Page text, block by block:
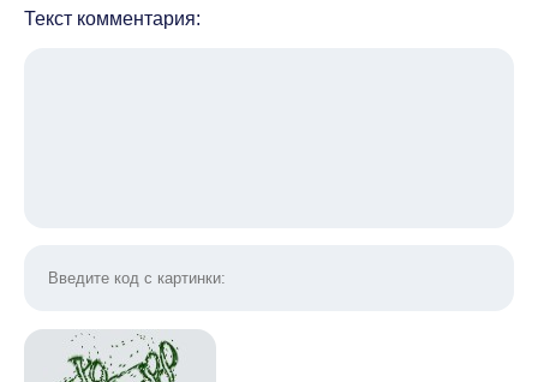
Текст комментария: